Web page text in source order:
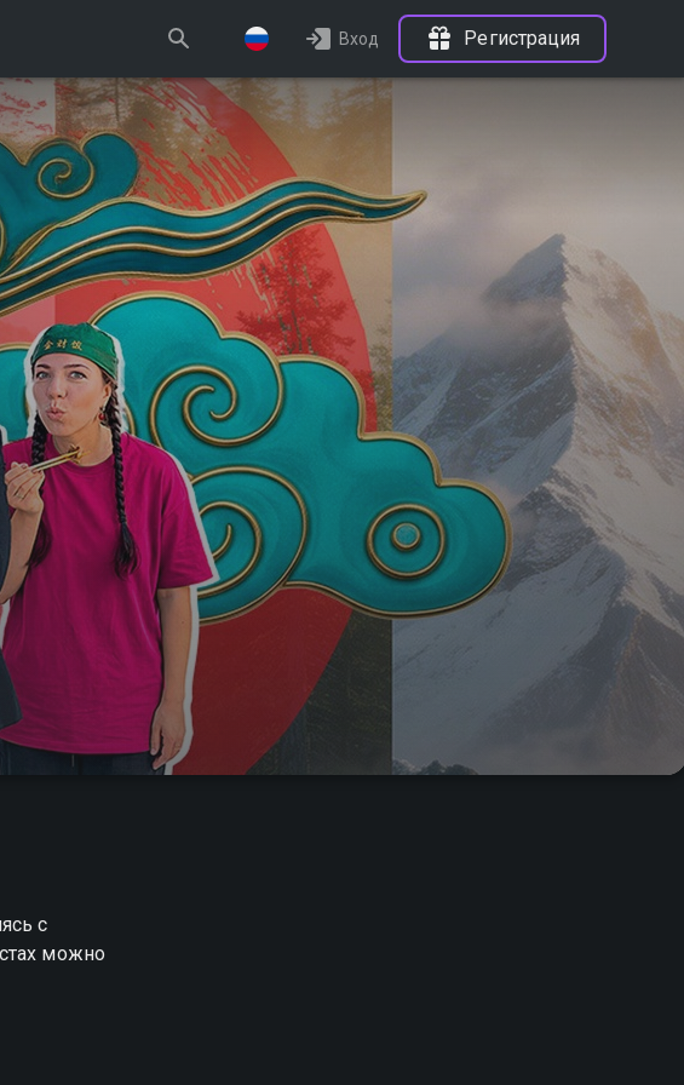
Вход Регистрация
с
можно